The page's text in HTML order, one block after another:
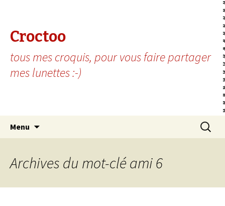
Croctoo
tous mes croquis, pour vous faire partager
mes lunettes :-)
Menu
Archives du mot-clé ami 6